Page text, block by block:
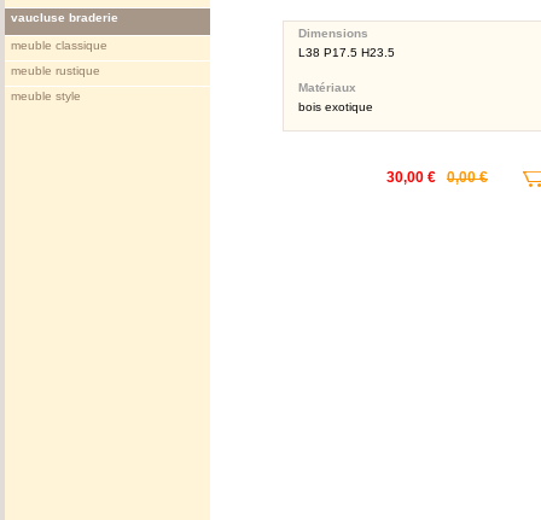
vaucluse braderie
meuble classique
meuble rustique
meuble style
Dimensions
L38 P17.5 H23.5
Matériaux
bois exotique
30,00 € 0,00 €